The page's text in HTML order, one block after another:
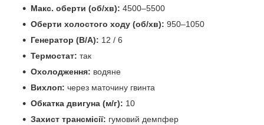
Макс. оберти (об/хв): 4500–5500
Оберти холостого ходу (об/хв): 950–1050
Генератор (В/А): 12 / 6
Термостат: так
Охолодження: водяне
Вихлоп: через маточину гвинта
Обкатка двигуна (м/г): 10
Захист трансмісії: гумовий демпфер